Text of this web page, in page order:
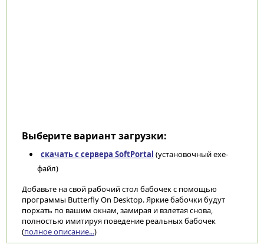
Выберите вариант загрузки:
скачать с сервера SoftPortal (установочный exe-
файл)
Добавьте на свой рабочий стол бабочек с помощью
программы Butterfly On Desktop. Яркие бабочки будут
порхать по вашим окнам, замирая и взлетая снова,
полностью имитируя поведение реальных бабочек
(полное описание...)